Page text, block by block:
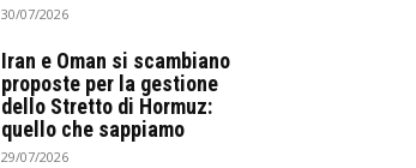
30/07/2026
Iran e Oman si scambiano
proposte per la gestione
dello Stretto di Hormuz:
quello che sappiamo
29/07/2026